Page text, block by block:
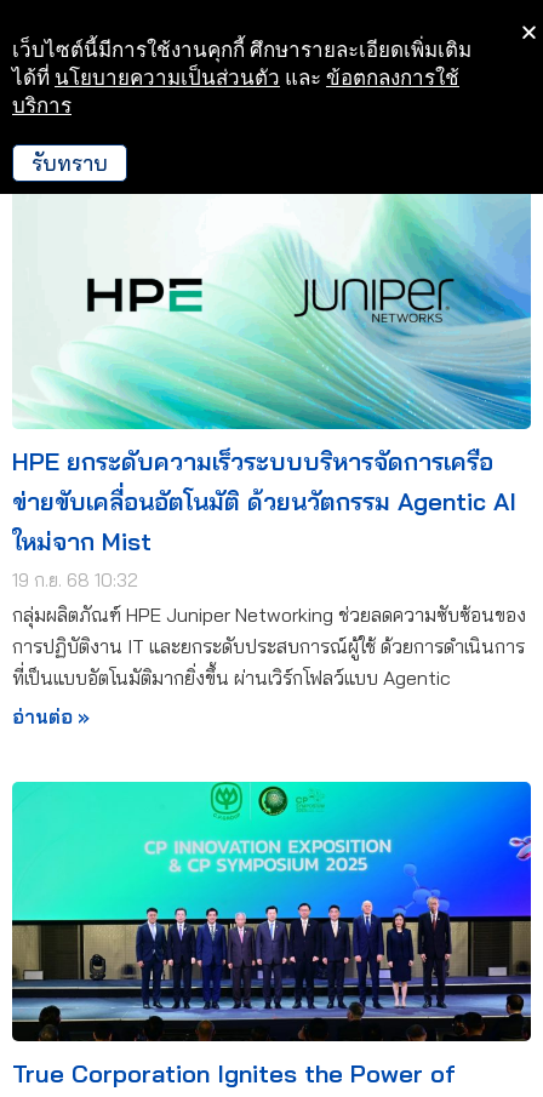
Skip
to
HPE ยกระดับความเร็วระบบบริหารจัดการเครือ
ข่ายขับเคลื่อนอัตโนมัติ ด้วยนวัตกรรม Agentic AI
ใหม่จาก Mist
19 ก.ย. 68 10:32
กลุ่มผลิตภัณฑ์ HPE Juniper Networking ช่วยลดความซับซ้อนของ
การปฏิบัติงาน IT และยกระดับประสบการณ์ผู้ใช้ ด้วยการดำเนินการ
ที่เป็นแบบอัตโนมัติมากยิ่งขึ้น ผ่านเวิร์กโฟลว์แบบ Agentic
อ่านต่อ »
True Corporation Ignites the Power of
เว็บไซต์นี้มีการใช้งานคุกกี้ ศึกษารายละเอียดเพิ่มเติม
ได้ที่ นโยบายความเป็นส่วนตัว และ ข้อตกลงการใช้
บริการ
รับทราบ